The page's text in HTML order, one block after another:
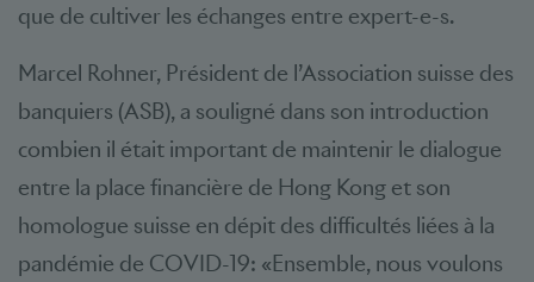
que de cultiver les échanges entre expert-e-s.
Marcel Rohner, Président de l’Association suisse des
banquiers (ASB), a souligné dans son introduction
combien il était important de maintenir le dialogue
entre la place financière de Hong Kong et son
homologue suisse en dépit des difficultés liées à la
pandémie de COVID-19: «Ensemble, nous voulons